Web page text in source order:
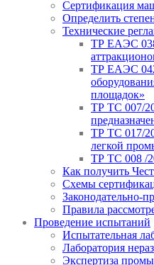
Сертификация
Определить
Технические
ТР ЕАЭС
ТР ЕАЭС
площадок»
ТР ТС 007/
ТР ТС 017/
легкой
ТР ТС 008 /
Как получить
Схемы
Законодательно-
Правила
Проведение испытаний
Испытательная
Лаборатория
Экспертиза